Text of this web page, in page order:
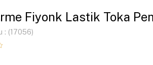
Fiyonk Lastik Toka
(17056)